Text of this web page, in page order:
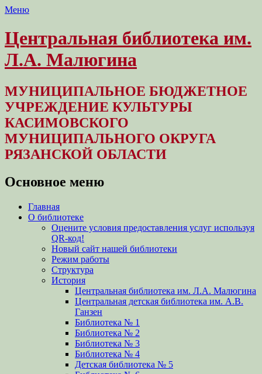
Меню
Центральная библиотека им.
Л.А. Малюгина
МУНИЦИПАЛЬНОЕ БЮДЖЕТНОЕ
УЧРЕЖДЕНИЕ КУЛЬТУРЫ
КАСИМОВСКОГО
МУНИЦИПАЛЬНОГО ОКРУГА
РЯЗАНСКОЙ ОБЛАСТИ
Основное меню
Перейти
содержимому
Главная
О библиотеке
Оцените условия предоставления услуг используя
QR-код!
Новый сайт нашей библиотеки
Режим работы
Структура
История
Центральная библиотека им. Л.А. Малюгина
Центральная детская библиотека им. А.В.
Ганзен
Библиотека № 1
Библиотека № 2
Библиотека № 3
Библиотека № 4
Детская библиотека № 5